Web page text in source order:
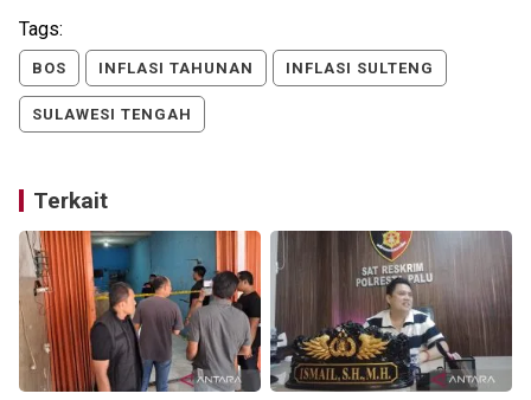
Tags:
BOS INFLASI TAHUNAN INFLASI SULTENG
SULAWESI TENGAH
Terkait